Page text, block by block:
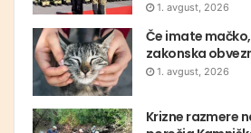
1. avgust, 2026
Če imate
zakonska
1. avgust, 2026
Krizne razmere